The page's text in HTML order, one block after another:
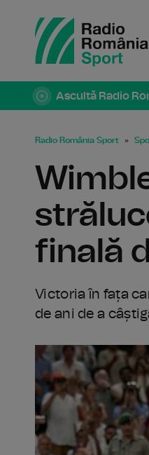
Ascultă Radio
Radio România Sport
finală
Victoria în fața
de ani de a